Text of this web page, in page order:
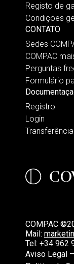
Registo de
Condições
CONTATO
Sedes
COMPAC
Perguntas
Formulário
Registro
Login
COMPAC
Mail:
Tel: +34 962
Aviso Legal –